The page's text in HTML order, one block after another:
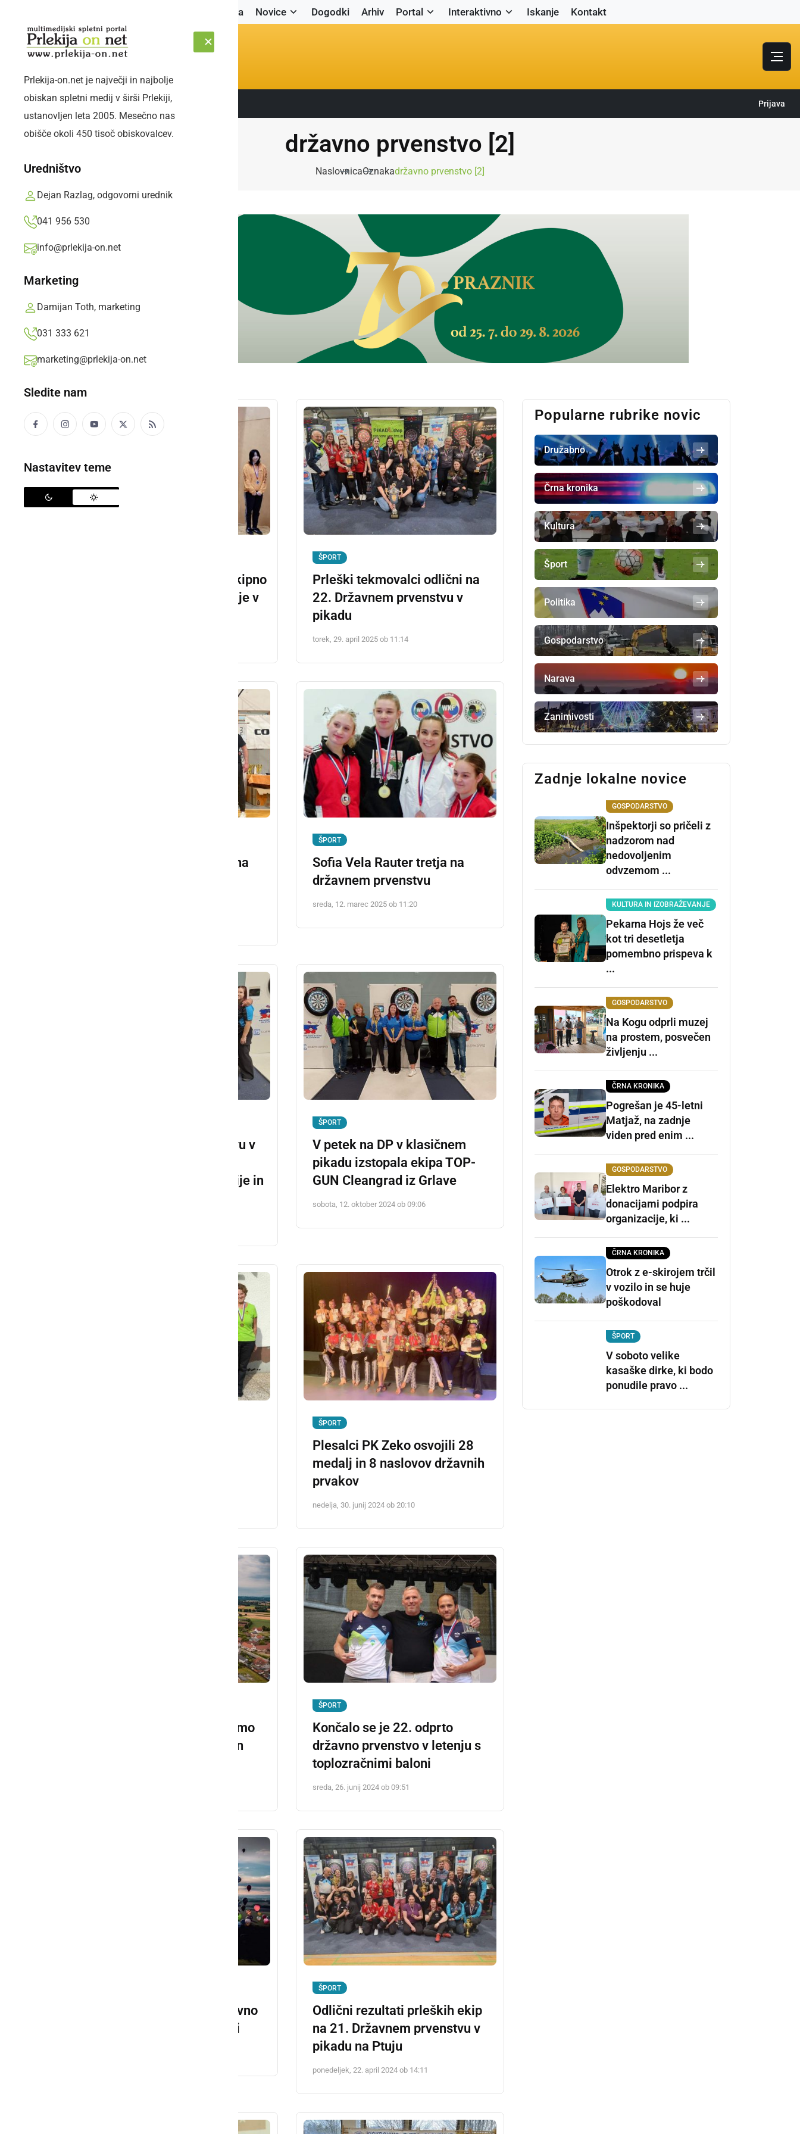
Naslovnica Novice Dogodki Arhiv Portal Interaktivno Iskanje Kontakt
SOBOTA, 8. AVGUST 2026 Sledite nam: Prijava
Prlekija-on.net je največji in najbolje
obiskan spletni medij v širši Prlekiji,
ustanovljen leta 2005. Mesečno nas
obišče okoli 450 tisoč obiskovalcev.
Uredništvo
Dejan Razlag, odgovorni urednik
041 956 530
info@prlekija-on.net
Marketing
Damijan Toth, marketing
031 333 621
marketing@prlekija-on.net
Sledite nam
Nastavitev teme
državno prvenstvo [2]
NaslovnicaOznakadržavno prvenstvo [2]
V Ljutomeru je potekalo Ekipno
državno prvenstvo Slovenije v
ŠPORT
Prleški tekmovalci odlični na
22. Državnem prvenstvu v
pikadu
torek, 29. april 2025 ob 11:14
Kickboxing klub Pomurje na
ŠPORT
Sofia Vela Rauter tretja na
državnem prvenstvu
sreda, 12. marec 2025 ob 11:20
Na 16. državnem prvenstvu v
uspeha za igralce iz Prlekije in
ŠPORT
V petek na DP v klasičnem
pikadu izstopala ekipa TOP-
GUN Cleangrad iz Grlave
sobota, 12. oktober 2024 ob 09:06
ŠPORT
Plesalci PK Zeko osvojili 28
medalj in 8 naslovov državnih
prvakov
nedelja, 30. junij 2024 ob 20:10
S toplozračnim balonom smo
poleteli nad Prekmurjem in
ŠPORT
Končalo se je 22. odprto
državno prvenstvo v letenju s
toplozračnimi baloni
sreda, 26. junij 2024 ob 09:51
Nebo nad nami bodo ponovno
obarvali toplozračni baloni
ŠPORT
Odlični rezultati prleških ekip
na 21. Državnem prvenstvu v
pikadu na Ptuju
ponedeljek, 22. april 2024 ob 14:11
Popularne rubrike novic
Družabno
Črna kronika
Kultura
Šport
Politika
Gospodarstvo
Narava
Zanimivosti
Zadnje lokalne novice
GOSPODARSTVO
Inšpektorji so pričeli z
nadzorom nad
nedovoljenim
odvzemom ...
KULTURA IN IZOBRAŽEVANJE
Pekarna Hojs že več
kot tri desetletja
pomembno prispeva k
...
GOSPODARSTVO
Na Kogu odprli muzej
na prostem, posvečen
življenju ...
ČRNA KRONIKA
Pogrešan je 45-letni
Matjaž, na zadnje
viden pred enim ...
GOSPODARSTVO
Elektro Maribor z
donacijami podpira
organizacije, ki ...
ČRNA KRONIKA
Otrok z e-skirojem trčil
v vozilo in se huje
poškodoval
ŠPORT
V soboto velike
kasaške dirke, ki bodo
ponudile pravo ...